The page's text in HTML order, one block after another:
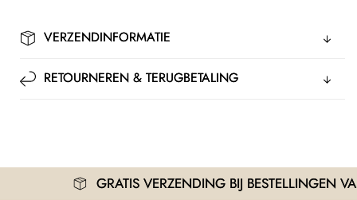
VERZENDINFORMATIE
RETOURNEREN & TERUGBETALING
GRATIS VERZENDING BIJ BESTELLINGEN